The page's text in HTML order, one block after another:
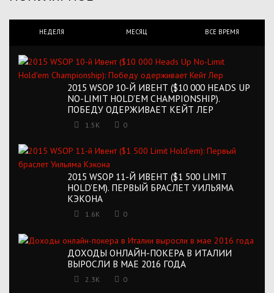
НЕДЕЛЯ МЕСЯЦ ВСЕ ВРЕМЯ
2015 WSOP 10-Й ИВЕНТ ($10 000 HEADS UP
NO-LIMIT HOLD’EM CHAMPIONSHIP).
ПОБЕДУ ОДЕРЖИВАЕТ КЕЙТ ЛЕР
1.5K 0
2015 WSOP 11-Й ИВЕНТ ($1 500 LIMIT
HOLD’EM). ПЕРВЫЙ БРАСЛЕТ УИЛЬЯМА
КЭКОНА
1.6K 0
ДОХОДЫ ОНЛАЙН-ПОКЕРА В ИТАЛИИ
ВЫРОСЛИ В МАЕ 2016 ГОДА
2.3K 0